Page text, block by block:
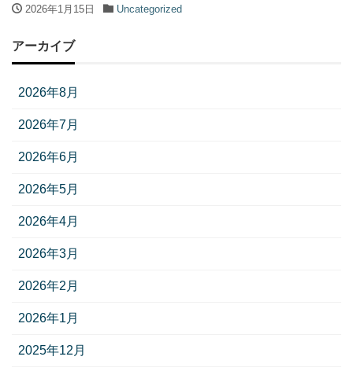
2026年1月15日 Uncategorized
アーカイブ
2026年8月
2026年7月
2026年6月
2026年5月
2026年4月
2026年3月
2026年2月
2026年1月
2025年12月